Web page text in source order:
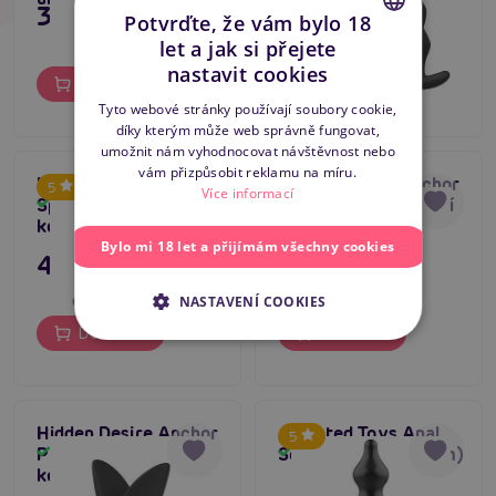
395 Kč 695 Kč
Do košíku
5
Hidden Desire 4-Way
Spreader Plug, anální
kotva kolík
Skladem
495 Kč
Do košíku
Hidden Desire Anchor
Plug (XLarge), anální
kotva kolík
449 Kč
Hidden Desire Anchor
Plug (Large), anální
kotva kolík
5
Addicted Toys Anal
Sexual Plug (13,6 cm)
Skladem
ENGLISH
Potvrďte, že vám bylo 18
let a jak si přejete
nastavit cookies
Tyto webové stránky používají soubory cookie,
díky kterým může web správně fungovat,
umožnit nám vyhodnocovat návštěvnost nebo
vám přizpůsobit reklamu na míru.
Více informací
Bylo mi 18 let a přijímám všechny cookies
NASTAVENÍ COOKIES